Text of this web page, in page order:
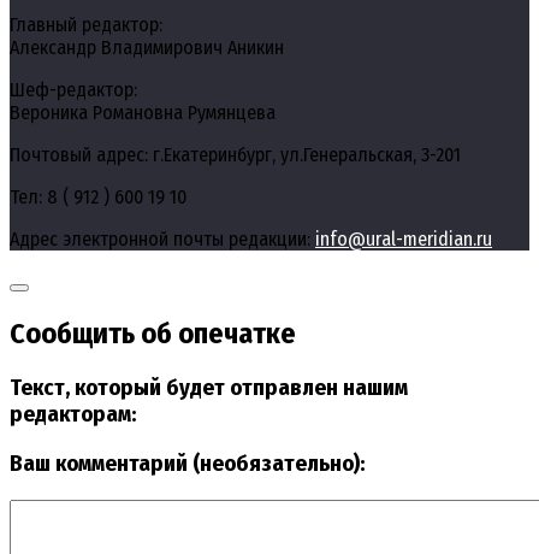
Главный редактор:
Александр Владимирович Аникин
Шеф-редактор:
Вероника Романовна Румянцева
Почтовый адрес: г.Екатеринбург, ул.Генеральская, 3-201
Тел: 8 ( 912 ) 600 19 10
Адрес электронной почты редакции: info@ural-meridian.ru
Сообщить об опечатке
Текст, который будет отправлен нашим
редакторам:
Ваш комментарий (необязательно):